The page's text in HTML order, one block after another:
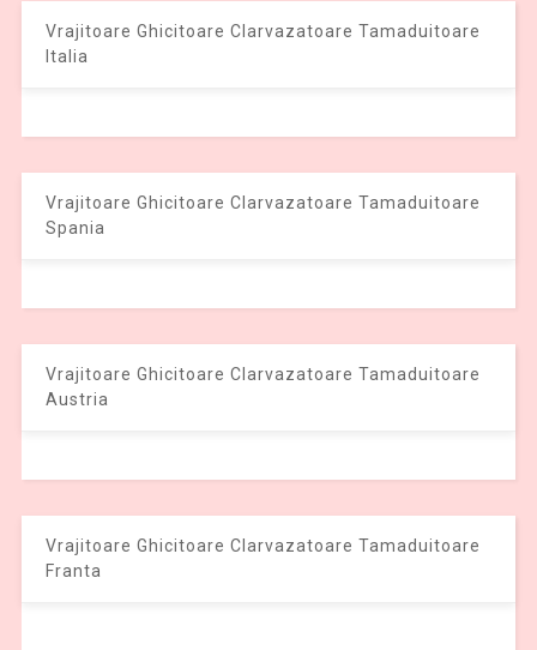
Vrajitoare Ghicitoare Clarvazatoare Tamaduitoare
Italia
Vrajitoare Ghicitoare Clarvazatoare Tamaduitoare
Spania
Vrajitoare Ghicitoare Clarvazatoare Tamaduitoare
Austria
Vrajitoare Ghicitoare Clarvazatoare Tamaduitoare
Franta